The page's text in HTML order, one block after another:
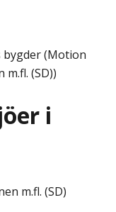
bygder (Motion
(SD))
i
m.fl. (SD)